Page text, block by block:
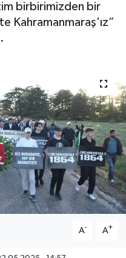
birbirimizden bir
Kahramanmaraş’ız”
A- A+